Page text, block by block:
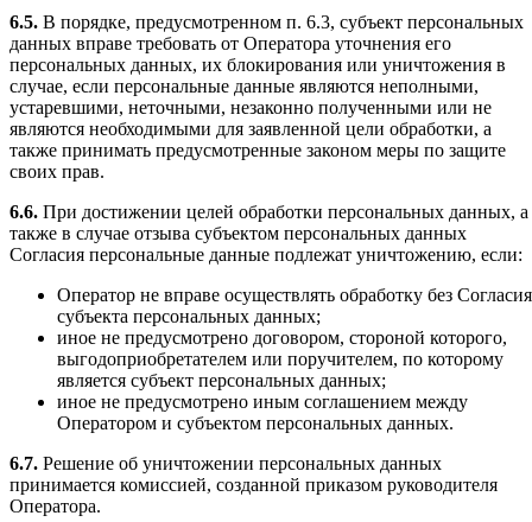
6.5. В порядке, предусмотренном п. 6.3, субъект персональных
данных вправе требовать от Оператора уточнения его
персональных данных, их блокирования или уничтожения в
случае, если персональные данные являются неполными,
устаревшими, неточными, незаконно полученными или не
являются необходимыми для заявленной цели обработки, а
также принимать предусмотренные законом меры по защите
своих прав.
6.6. При достижении целей обработки персональных данных, а
также в случае отзыва субъектом персональных данных
Согласия персональные данные подлежат уничтожению, если:
Оператор не вправе осуществлять обработку без Согласия
субъекта персональных данных;
иное не предусмотрено договором, стороной которого,
выгодоприобретателем или поручителем, по которому
является субъект персональных данных;
иное не предусмотрено иным соглашением между
Оператором и субъектом персональных данных.
6.7. Решение об уничтожении персональных данных
принимается комиссией, созданной приказом руководителя
Оператора.